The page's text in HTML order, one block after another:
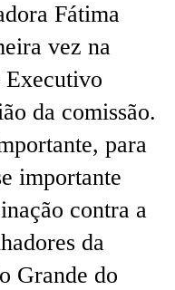
Fátima
vez na
Executivo
da comissão.
para
importante
contra a
da
Grande do